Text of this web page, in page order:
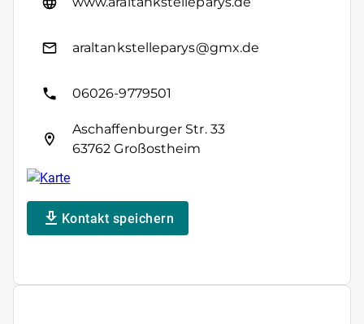
araltankstelleparys@gmx.de
06026-9779501
Aschaffenburger Str. 33
63762 Großostheim
Kontakt speichern